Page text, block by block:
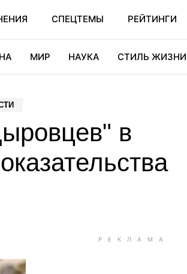
СПЕЦТЕМЫ РЕЙТИНГИ
МИР НАУКА СТИЛЬ ЖИЗНИ
в